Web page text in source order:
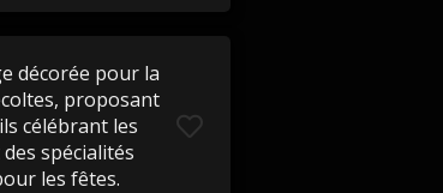
décorée pour la
proposant
célébrant les
spécialités
les fêtes.